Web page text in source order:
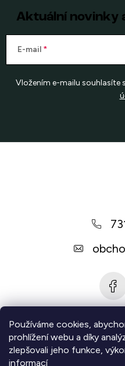
Používáme cookies,
prohlížení webu a díky
zlepšovali jeho funkce,
informací
Aktuální novinky
E-mail
Vložením e-mailu souhlasíte s
Informace pro vás